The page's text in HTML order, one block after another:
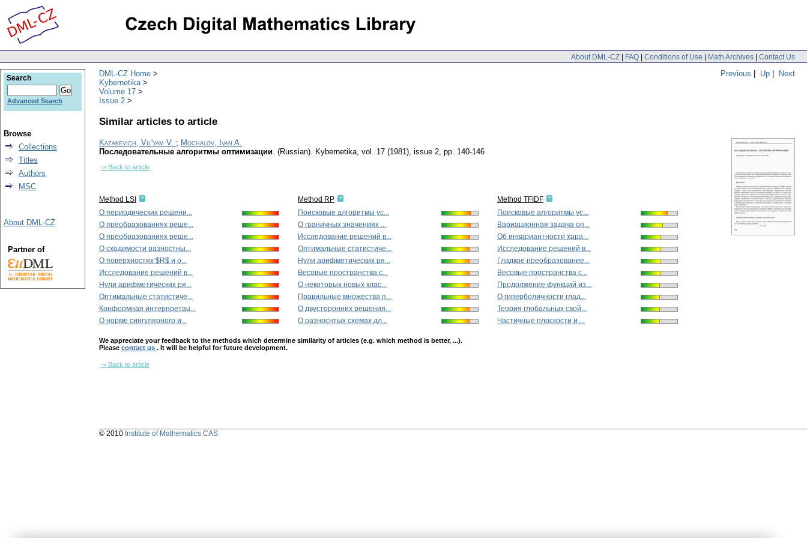
About DML-CZ | FAQ | Conditions of Use | Math Archives | Contact Us
Previous | Up | Next
DML-CZ Home
Kybernetika
Volume 17
Issue 2
Similar articles to article
Kazakevich, Vil'yam V. ; Mochalov, Ivan A.
Последовательные алгоритмы оптимизации. (Russian). Kybernetika, vol. 17 (1981), issue 2, pp. 140-146
-> Back to article
Method LSI
O периодических решени...
О преобразованиях реше...
О преобразованиях реше...
О сходимости разностны...
О поверхностях $R$ и о...
Исследование решений в...
Нули арифметических ря...
Оптимальные статистиче...
Конформная интерпретац...
О норме сингулярного и...
Method RP
Поисковые алгоритмы ус...
О граничных значениях ...
Исследование решений в...
Оптимальные статистиче...
Нули арифметических ря...
Весовые пространства с...
О некоторых новых клас...
Правильные множества п...
О двусторонних решения...
О разноснтых схемах дл...
Method TFIDF
Поисковые алгоритмы ус...
Вариационная задача оп...
Oб инвариантности хара...
Исследование решений в...
Гладкое преобразование...
Весовые пространства с...
Продолжение функций из...
О гиперболичности глад...
Теория глобальных свой...
Частичные плоскости и ...
We appreciate your feedback to the methods which determine similarity of articles (e.g. which method is better, ...).
Please contact us . It will be helpful for future development.
-> Back to article
Search
Advanced Search
Browse
Collections
Titles
Authors
MSC
About DML-CZ
Partner of
© 2010 Institute of Mathematics CAS